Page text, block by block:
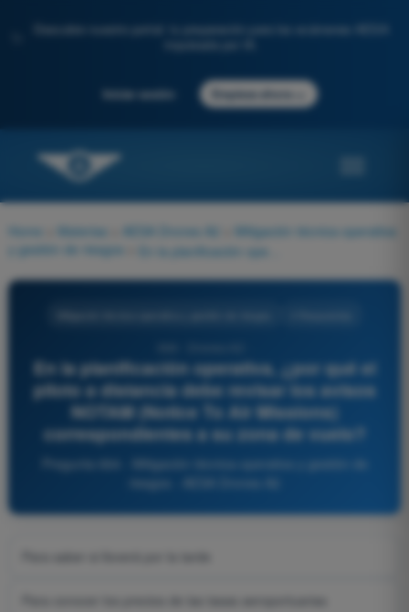
Descubre nuestro portal: tu preparación para los exámenes AESA
Iniciar sesión Empieza ahora
Home Materias AESA Drones A2
Mitigación técnica-operativa
y gestión de riesgos
En la planificación operativa, ¿por qué el
piloto a distancia debe revisar los avisos
NOTAM (Notice To Air Missions)
correspondientes a su zona de vuelo?
Pregunta 664 - Mitigación técnica-operativa y gestión de